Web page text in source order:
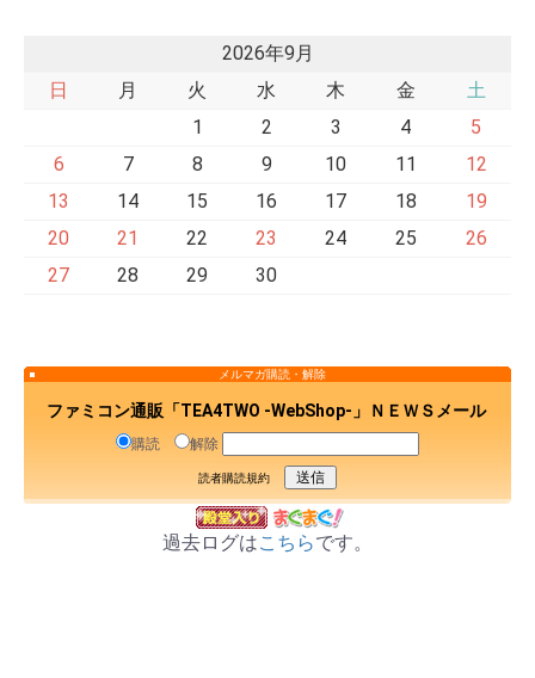
2026年9月
日
月 火 水 木 金
土
1
2 3 4
5
6
7 8 9 10 11
12
13
14 15 16 17 18
19
20
21 22 23 24 25
26
27
28 29 30
メルマガ購読・解除
ファミコン通販「TEA4TWO -WebShop-」ＮＥＷＳメール
購読 解除
読者購読規約
過去ログはこちらです。